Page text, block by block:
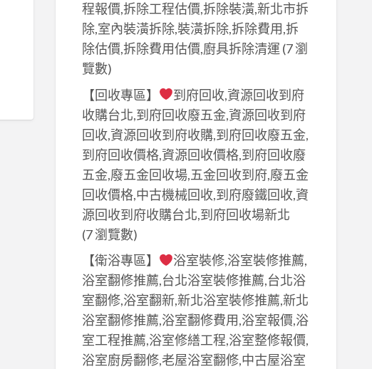
程報價,拆除工程估價,拆除裝潢,新北市拆
除,室內裝潢拆除,裝潢拆除,拆除費用,拆
除估價,拆除費用估價,廚具拆除清運 (7 瀏
覽數)
【回收專區】
到府回收,資源回收到府
收購台北,到府回收廢五金,資源回收到府
回收,資源回收到府收購,到府回收廢五金,
到府回收價格,資源回收價格,到府回收廢
五金,廢五金回收場,五金回收到府,廢五金
回收價格,中古機械回收,到府廢鐵回收,資
源回收到府收購台北,到府回收場新北
(7 瀏覽數)
【衛浴專區】
浴室裝修,浴室裝修推薦,
浴室翻修推薦,台北浴室裝修推薦,台北浴
室翻修,浴室翻新,新北浴室裝修推薦,新北
浴室翻修推薦,浴室翻修費用,浴室報價,浴
室工程推薦,浴室修繕工程,浴室整修報價,
浴室廚房翻修,老屋浴室翻修,中古屋浴室